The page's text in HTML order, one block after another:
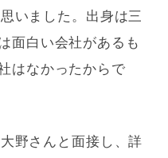
いました。出身は三
面白い会社があるも
はなかったからで
野さんと面接し、詳